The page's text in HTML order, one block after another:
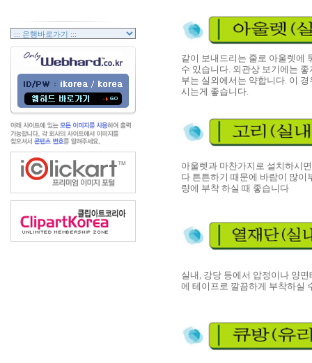
같이 보내드리는 줄로 아울렛에
수 있습니다. 외관상 보기에는
부는 실외에서는 약합니다. 이
시는게 좋습니다.
아울렛과 마찬가지로 설치하시
다 튼튼하기 때문에 바람이 많이
량에 부착 하실 때 좋습니다
실내, 강당 등에서 압정이나 양
에 테이프로 깔끔하게 부착하실